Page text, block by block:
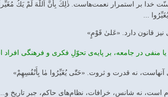
...
قانون دارد. «عَلىٰ قَوْمٍ‌»
منفى در جامعه، بر پايه‌ى تحوّلِ فكرى و فرهنگى افراد
نه قدرت و ثروت. «حَتّٰى يُغَيِّرُوا مٰا بِأَنْفُسِهِمْ‌»
نه شانس، خرافات، نظام‌هاى حاكم، جبر تاريخ و...